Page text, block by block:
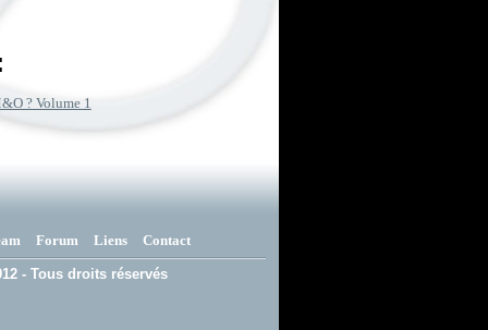
? Volume 1
Forum Liens Contact
- Tous droits réservés